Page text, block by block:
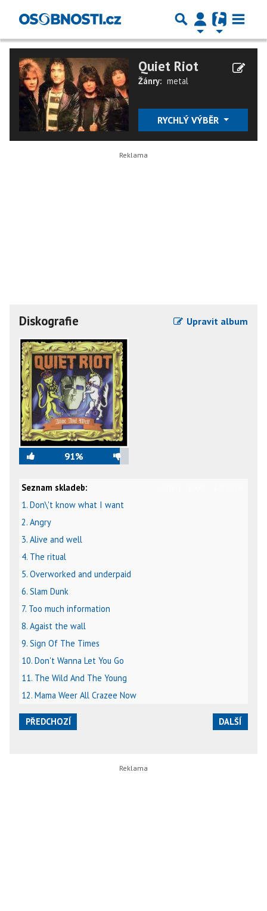
Quiet Riot
Žánry: metal
RYCHLÝ VÝBĚR
Diskografie Upravit album
91%
Seznam skladeb:
1. Don\'t know what I want
2. Angry
3. Alive and well
4. The ritual
5. Overworked and underpaid
6. Slam Dunk
7. Too much information
8. Agaist the wall
9. Sign Of The Times
10. Don't Wanna Let You Go
11. The Wild And The Young
12. Mama Weer All Crazee Now
PŘEDCHOZÍ DALŠÍ